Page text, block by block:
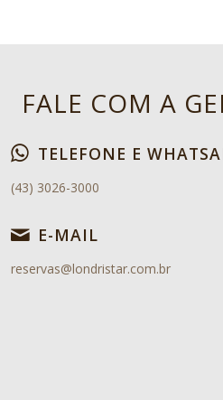
FALE COM A
TELEFONE E
(43) 3026-3000
E-MAIL
reservas@londristar.com.br